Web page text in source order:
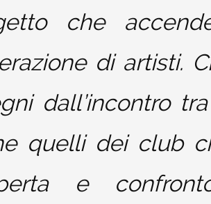
che
di artisti.
dall’incontro
quelli dei club
e